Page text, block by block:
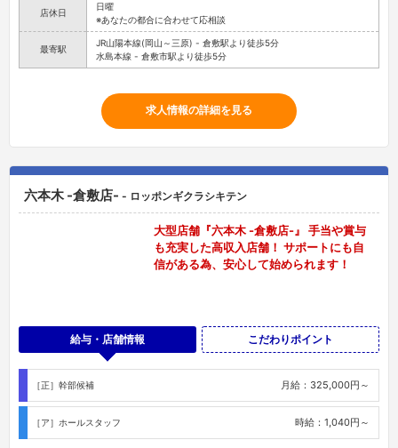
店休日
日曜
※あなたの都合に合わせて応相談
最寄駅
JR山陽本線(岡山～三原) - 倉敷駅より徒歩5分
水島本線 - 倉敷市駅より徒歩5分
求人情報の詳細を見る
六本木 -倉敷店- - ロッポンギクラシキテン
大型店舗『六本木 -倉敷店-』 手当や賞与
も充実した高収入店舗！ サポートにも自
信がある為、安心して始められます！
給与・店舗情報 こだわりポイント
［正］幹部候補 月給：325,000円～
［ア］ホールスタッフ 時給：1,040円～